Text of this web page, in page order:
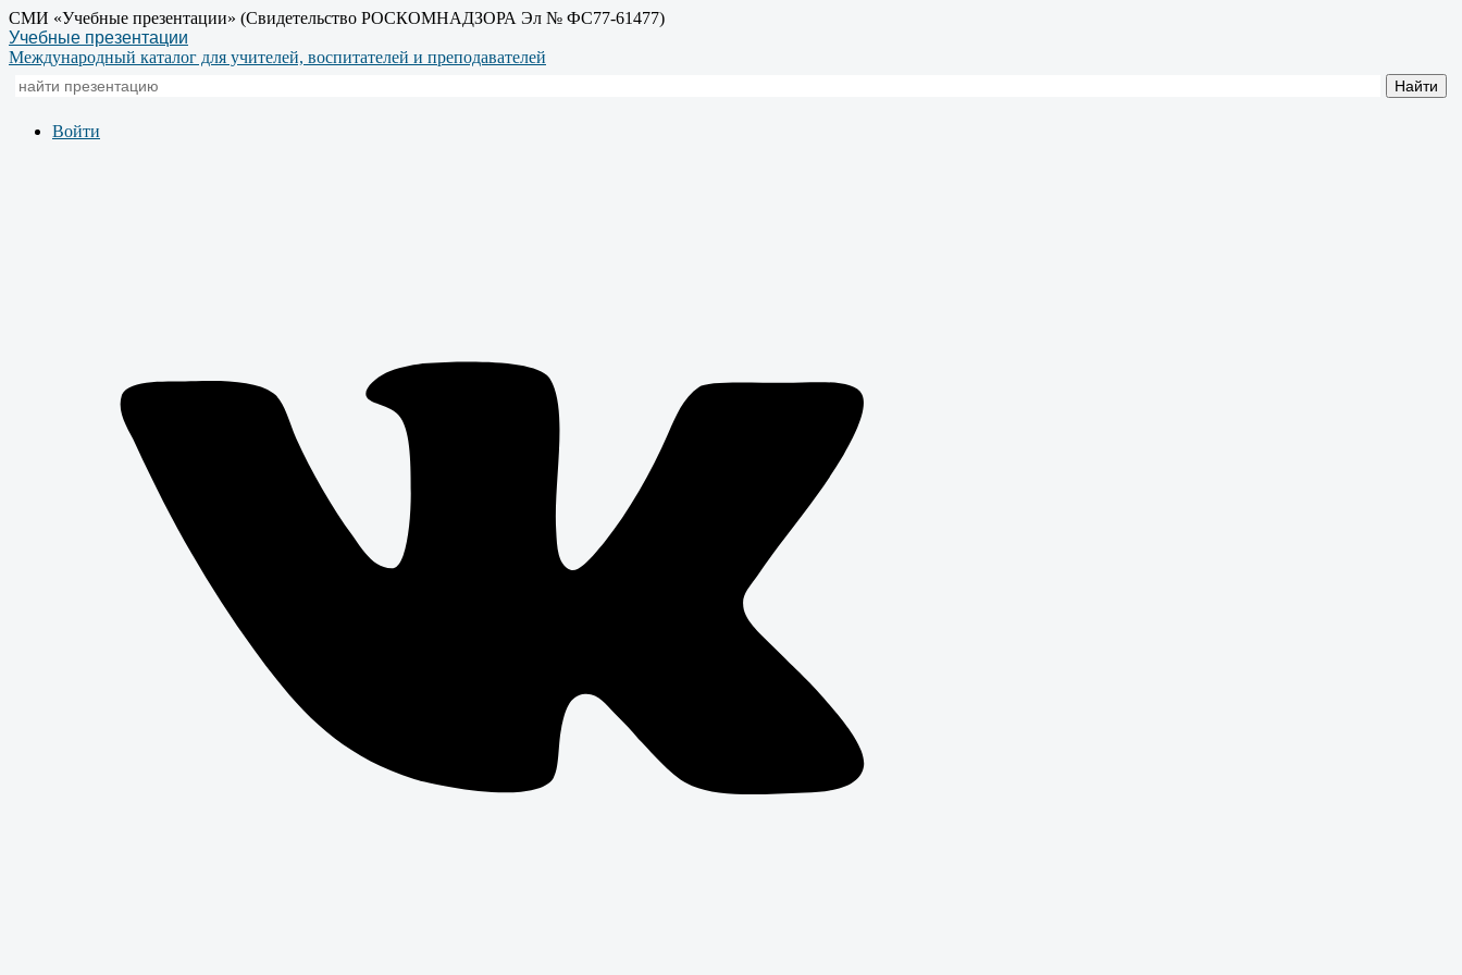
СМИ «Учебные презентации» (Свидетельство РОСКОМНАДЗОРА Эл № ФС77-61477)
Учебные презентации
Международный каталог для учителей, воспитателей и преподавателей
Войти